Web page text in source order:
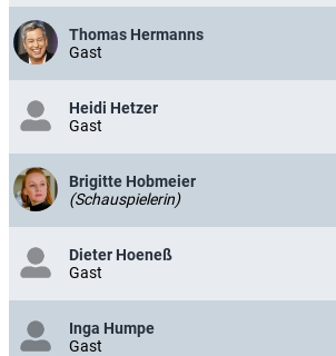
Thomas Hermanns
Gast
Heidi Hetzer
Gast
Brigitte Hobmeier
(Schauspielerin)
Dieter Hoeneß
Gast
Inga Humpe
Gast